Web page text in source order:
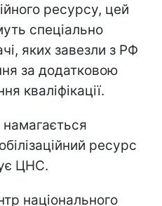
ресурсу, цей
спеціально
яких завезли з РФ
за додатковою
кваліфікації.
ресурс
ЦНС.
національного